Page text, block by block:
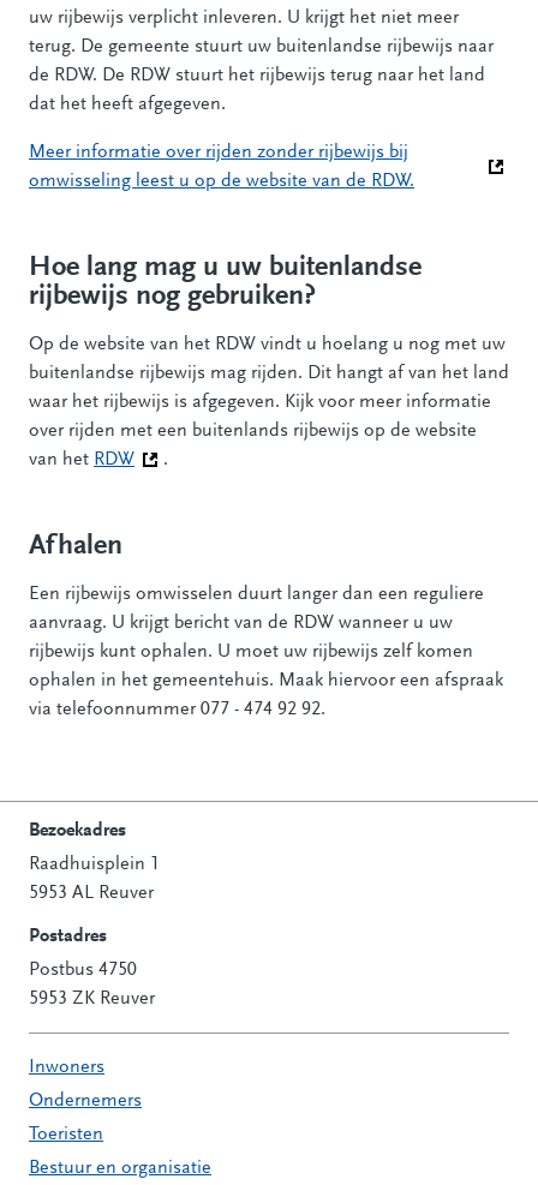
uw rijbewijs verplicht inleveren. U krijgt het niet meer
terug. De gemeente stuurt uw buitenlandse rijbewijs naar
de RDW. De RDW stuurt het rijbewijs terug naar het land
dat het heeft afgegeven.
Meer informatie over rijden zonder rijbewijs bij
omwisseling leest u op de website van de RDW.
Hoe lang mag u uw buitenlandse
rijbewijs nog gebruiken?
Op de website van het RDW vindt u hoelang u nog met uw
buitenlandse rijbewijs mag rijden. Dit hangt af van het land
waar het rijbewijs is afgegeven. Kijk voor meer informatie
over rijden met een buitenlands rijbewijs op de website
van het RDW (Deze link gaat naar een andere website)
.
Afhalen
Een rijbewijs omwisselen duurt langer dan een reguliere
aanvraag. U krijgt bericht van de RDW wanneer u uw
rijbewijs kunt ophalen. U moet uw rijbewijs zelf komen
ophalen in het gemeentehuis. Maak hiervoor een afspraak
via telefoonnummer 077 - 474 92 92.
Contactinformatie
Bezoekadres
Raadhuisplein 1
5953 AL Reuver
Postadres
Postbus 4750
5953 ZK Reuver
Inwoners
Ondernemers
Toeristen
Bestuur en organisatie